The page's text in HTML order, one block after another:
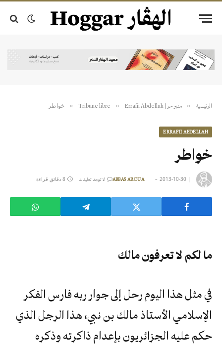
الرئيسية » منبر حر | Tribune libre » Errafii Abdellah
» خواطر
ERRAFII ABDELLAH
خواطر
|
ABBAS AROUA 2013-10-30 لا توجد تعليقات 8 دقائق قراءة
ما لكم لا تعرفون مالك
في مثل هذا اليوم رحل إلى جوار ربه فارس الفكر
الإسلامي الأستاذ مالك بن نبي، هذا الرجل الذي
حكم عليه الجزائريون بإعدام ذاكرته وذكره